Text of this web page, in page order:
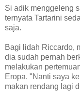
Si adik menggeleng
ternyata Tartarini
saja.
Bagi lidah Riccardo,
dia sudah pernah
melakukan
Eropa. "Nanti saya
makan rendang lagi